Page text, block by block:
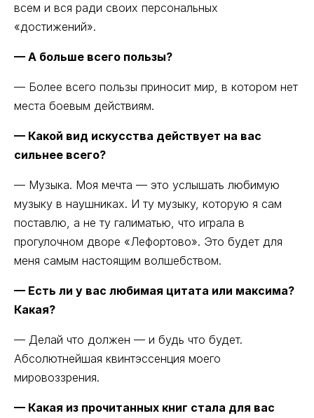
всем и вся ради своих персональных
«достижений».
— А больше всего пользы?
— Более всего пользы приносит мир, в котором нет
места боевым действиям.
— Какой вид искусства действует на вас
сильнее всего?
— Музыка. Моя мечта — это услышать любимую
музыку в наушниках. И ту музыку, которую я сам
поставлю, а не ту галиматью, что играла в
прогулочном дворе «Лефортово». Это будет для
меня самым настоящим волшебством.
— Есть ли у вас любимая цитата или максима?
Какая?
— Делай что должен — и будь что будет.
Абсолютнейшая квинтэссенция моего
мировоззрения.
— Какая из прочитанных книг стала для вас